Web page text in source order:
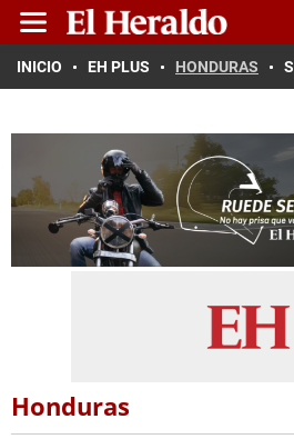
INICIO EH PLUS HONDURAS
Honduras